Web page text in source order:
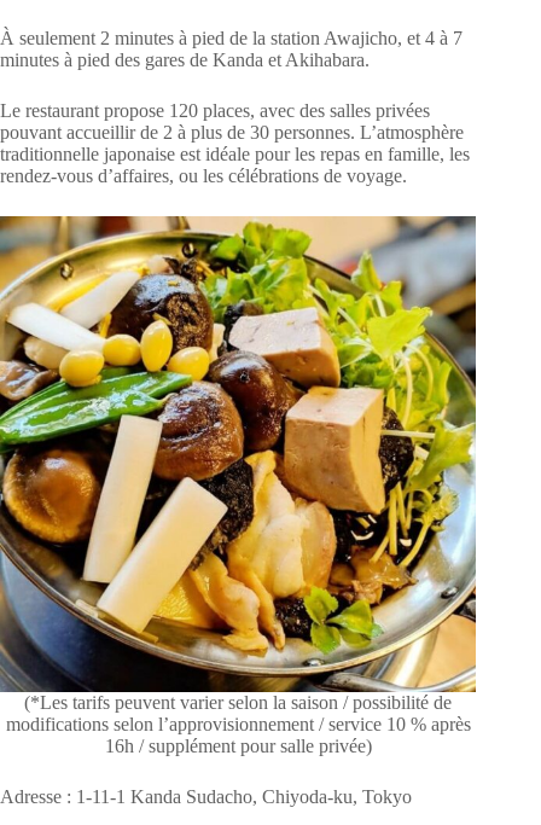
À seulement 2 minutes à pied de la station Awajicho, et 4 à 7
minutes à pied des gares de Kanda et Akihabara.
Le restaurant propose 120 places, avec des salles privées
pouvant accueillir de 2 à plus de 30 personnes. L’atmosphère
traditionnelle japonaise est idéale pour les repas en famille, les
rendez-vous d’affaires, ou les célébrations de voyage.
(*Les tarifs peuvent varier selon la saison / possibilité de
modifications selon l’approvisionnement / service 10 % après
16h / supplément pour salle privée)
Adresse : 1-11-1 Kanda Sudacho, Chiyoda-ku, Tokyo